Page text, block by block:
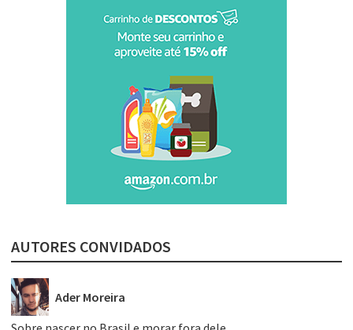
AUTORES CONVIDADOS
Ader Moreira